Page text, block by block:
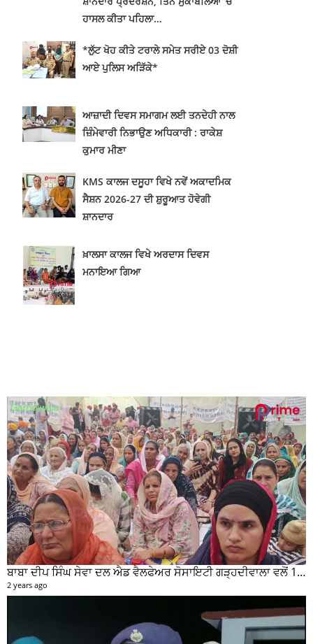
ਹਾਸਲ ਕੀਤਾ ਪਹਿਲਾ…
*ਲੁੱਟ ਖੋਹ ਕੀਤੇ ਟਰਾਲੇ ਸਮੇਤ ਸਰੀਏ 03 ਦੋਸ਼ੀ
ਆਏ ਪੁਲਿਸ ਅੜਿੱਕੇ*
ਆਜ਼ਾਦੀ ਦਿਵਸ ਸਮਾਗਮ ਲਈ ਤਨਦੇਹੀ ਨਾਲ
ਜ਼ਿੰਮੇਵਾਰੀ ਨਿਭਾਉਣ ਅਧਿਕਾਰੀ : ਰਾਕੇਸ਼
ਕੁਮਾਰ ਮੀਣਾ
KMS ਕਾਲਜ ਦਸੂਹਾ ਵਿਖੇ ਨਵੇਂ ਅਕਾਦਮਿਕ
ਸੈਸ਼ਨ 2026-27 ਦੀ ਸ਼ੁਰੂਆਤ ਹੋਵੇਗੀ
ਸ਼ਾਨਦਾਰ
ਖ਼ਾਲਸਾ ਕਾਲਜ ਵਿਖੇ ਅਰਦਾਸ ਦਿਵਸ
ਮਨਾਇਆ ਗਿਆ
ਬਾਬਾ ਦੀਪ ਸਿੰਘ ਸੇਵਾ ਦਲ ਐਡ ਵੈਲਫੇਅਰ ਸੋਸਾਇਟੀ ਗੜ੍ਹਦੀਵਾਲਾ ਵਲੋਂ 100 ਵਾਂ ਮਹੀਨਾਵਾਰ ਰਾਸ਼ਨ ਵੰਡ ਸਮਾਰੋਹ ਕਰਵਾਇਆ
2 years ago